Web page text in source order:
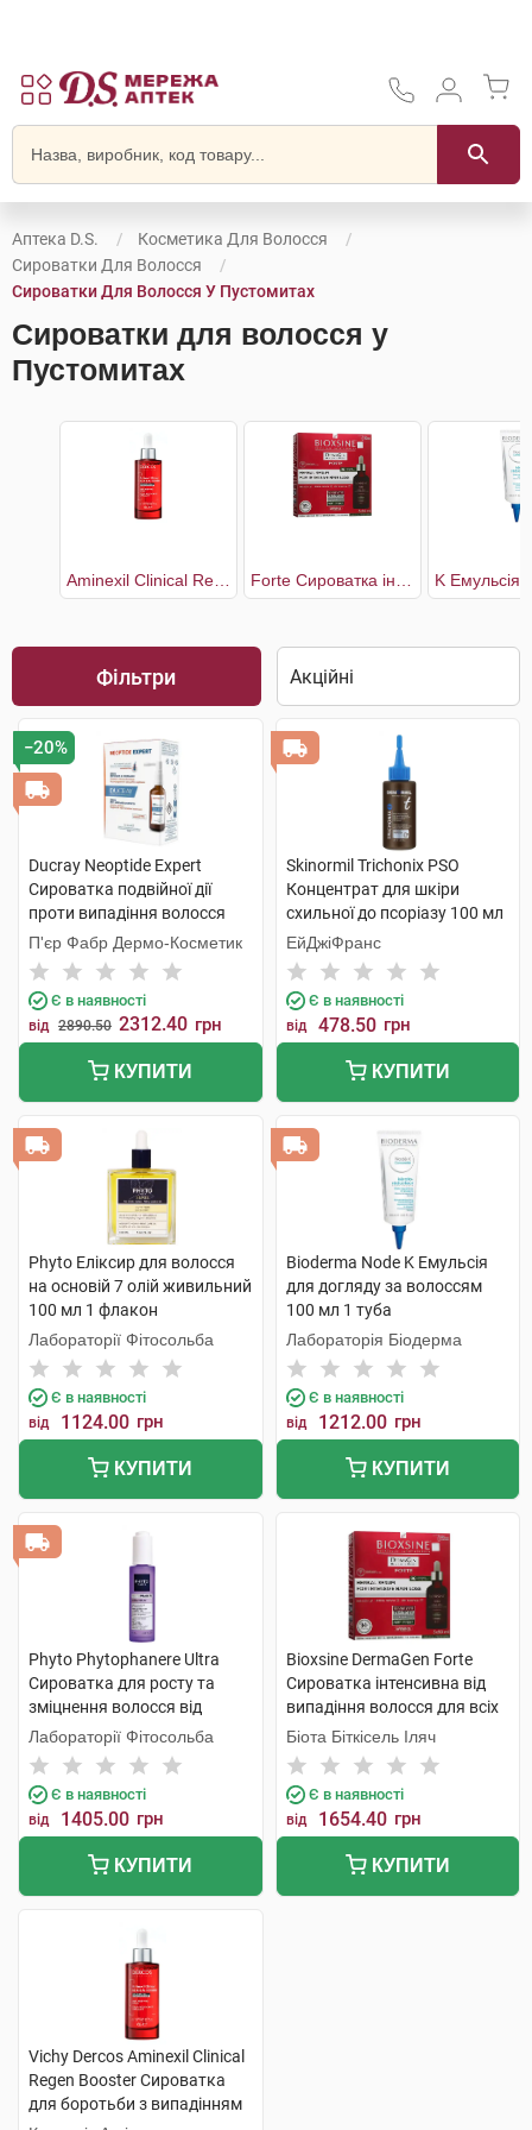
Аптека D.S.
Косметика Для Волосся
Сироватки Для Волосся
Сироватки Для Волосся У Пустомитах
Сироватки для волосся у
Пустомитах
Фільтри
−20%
Ducray Neoptide Expert
Сироватка подвійної дії
проти випадіння волосся
2x50 мл 1 набір
П'єр Фабр Дермо-Косметик
Є в наявності
від 2890.50 2312.40 грн
КУПИТИ
Skinormil Trichonix РSО
Концентрат для шкіри
схильної до псоріазу 100 мл
1 флакон
ЕйДжіФранс
Є в наявності
від 478.50 грн
КУПИТИ
Phyto Еліксир для волосся
на основій 7 олій живильний
100 мл 1 флакон
Лабораторії Фітосольба
Є в наявності
від 1124.00 грн
КУПИТИ
Bioderma Node K Емульсія
для догляду за волоссям
100 мл 1 туба
Лабораторія Біодерма
Є в наявності
від 1212.00 грн
КУПИТИ
Phyto Phytophanere Ultra
Сироватка для росту та
зміцнення волосся від
корінців до самих кінчиків
50 мл 1 флакон
Лабораторії Фітосольба
Є в наявності
від 1405.00 грн
КУПИТИ
Bioxsine DermaGen Forte
Сироватка інтенсивна від
випадіння волосся для всіх
типів 50 мл 3 флакона
Біота Біткісель Іляч
Є в наявності
від 1654.40 грн
КУПИТИ
Vichy Dercos Aminexil Clinical
Regen Booster Сироватка
для боротьби з випадінням